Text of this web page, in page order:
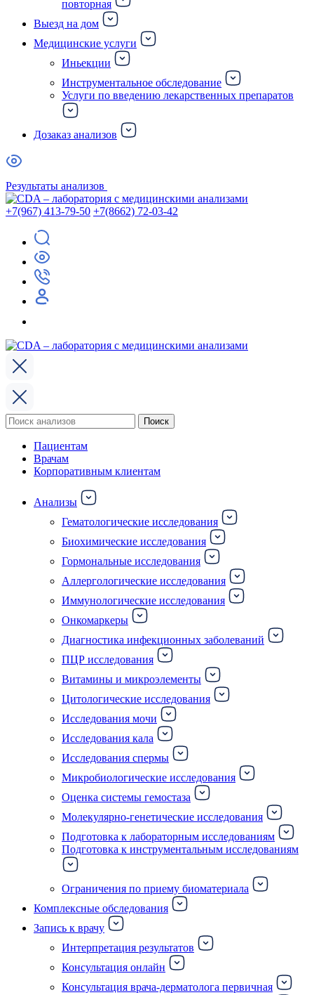
повторная
Выезд на дом
Медицинские услуги
Иньекции
Инструментальное обследование
Услуги по введению лекарственных препаратов
Дозаказ анализов
Результаты анализов
+7(967) 413-79-50 +7(8662) 72-03-42
Поиск
по:
Поиск
Пациентам
Врачам
Корпоративным клиентам
Анализы
Гематологические исследования
Биохимические исследования
Гормональные исследования
Аллергологические исследования
Иммунологические исследования
Онкомаркеры
Диагностика инфекционных заболеваний
ПЦР исследования
Витамины и микроэлементы
Цитологические исследования
Исследования мочи
Исследования кала
Исследования спермы
Микробиологические исследования
Оценка системы гемостаза
Молекулярно-генетические исследования
Подготовка к лабораторным исследованиям
Подготовка к инструментальным исследованиям
Ограничения по приему биоматериала
Комплексные обследования
Запись к врачу
Интерпретация результатов
Консультация онлайн
Консультация врача-дерматолога первичная